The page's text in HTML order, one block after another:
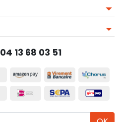
04 13 68 03 51